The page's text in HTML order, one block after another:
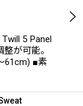
5 Panel
が可能。
61cm) ■素